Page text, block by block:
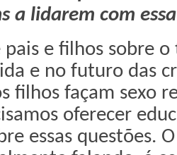
a lidarem com
pais e filhos sobre
e no futuro das
filhos façam sexo
oferecer
essas questões.